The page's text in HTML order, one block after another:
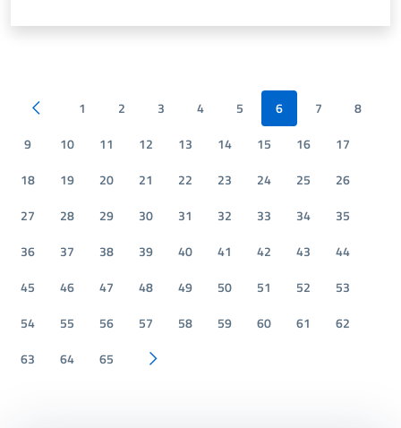
Pagina precedente
1 2 3 4 5 6 7
8
9
10 11 12 13 14 15 16
17
18
19 20 21 22 23 24 25
26
27
28 29 30 31 32 33 34
35
36
37 38 39 40 41 42 43
44
45
46 47 48 49 50 51 52
53
54
55 56 57 58 59 60 61
62
63
64 65 Pagina successiva